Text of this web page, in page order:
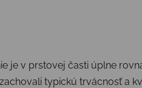
je v prstovej časti úplne
typickú trvácnosť a